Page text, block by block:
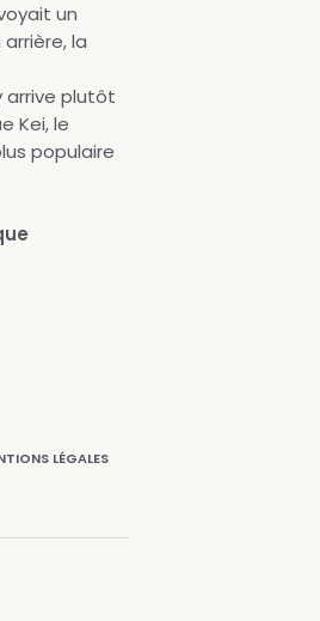
un
la
arrive plutôt
Kei, le
populaire
LÉGALES